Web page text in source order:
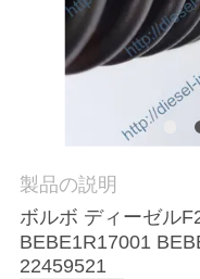
管
理
製品の説明
ボルボ ディーゼル
BEBE1R17001
22459521